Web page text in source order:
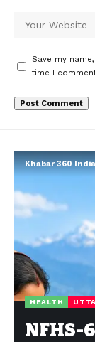
Save my
time I
Khabar 360 India
HEALTH
NFHS-6